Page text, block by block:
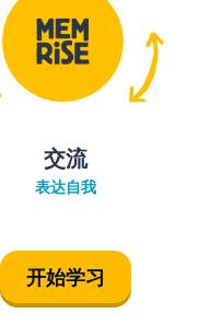
交流
表达自我
开始学习